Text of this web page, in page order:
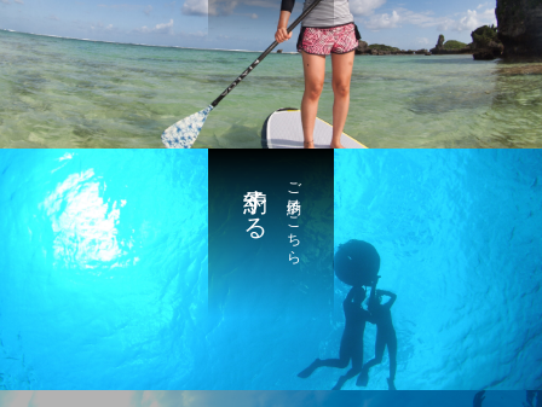
ご予約はこちら
予約する